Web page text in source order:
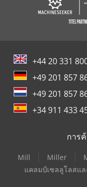
+44 20 331
+49 201 857
+49 201 857
+34 911 433
การ
Mill Miller
แคลมป์เซลลูโลสแ